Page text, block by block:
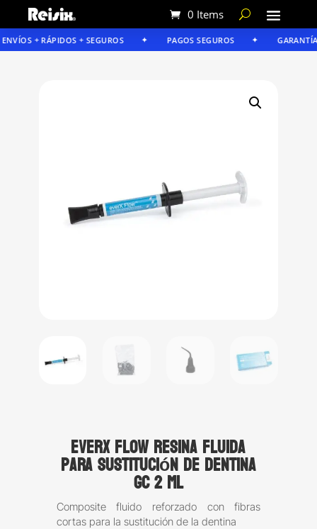
0 Items
+ RÁPIDOS + SEGUROS PAGOS SEGUROS GARANTÍA
EverX Flow resina fluida
para sustitución de dentina
GC 2 ml
Composite fluido reforzado con fibras
cortas para la sustitución de la dentina